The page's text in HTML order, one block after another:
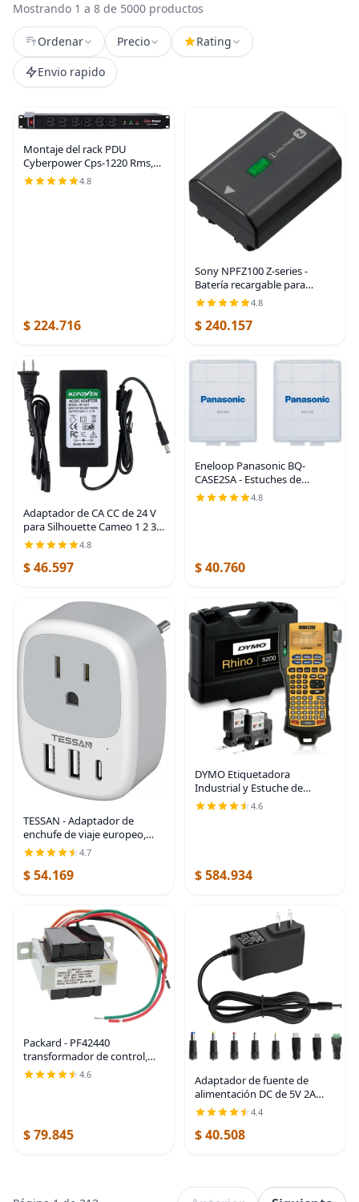
Mostrando 1 a 8 de 5000 productos
Ordenar Precio
Rating
Envio rapido
Montaje del rack PDU
Cyberpower Cps-1220 Rms,
conector múltiple, 12 salida
20 A, 2400 VA, 1800 julios
4.8
$ 224.716
Sony NPFZ100 Z-series -
Batería recargable para
cámaras digitales Alpha A7 III,
A7R III, A9 color negro |
Batería Infolithium Z de 7.2 V
4.8
$ 240.157
Adaptador de CA CC de 24 V
para Silhouette Cameo 1 2 3
SD Retrato Estudio Máquina
de reemplazo Adaptador de
cable de alimentación,
4.8
$ 46.597
Eneloop Panasonic BQ-
CASE2SA - Estuches de
almacenamiento de batería
con capacidad para 4 pilas AA
4.8
$ 40.760
TESSAN - Adaptador de
enchufe de viaje europeo,
adaptador de corriente
cargador de toma de
4.7
$ 54.169
DYMO Etiquetadora
Industrial y Estuche de
Transporte RhinoPRO 5200
Etiquetadora, para Sitios de
4.6
$ 584.934
Packard - PF42440
transformador de control,
clase II, fijación de pie, 40 VA,
24 V
4.6
$ 79.845
Adaptador de fuente de
alimentación DC de 5V 2A
10W Cargador de enchufe de
D C 5 voltios 2Amp 1A 1.5A
4.4
$ 40.508